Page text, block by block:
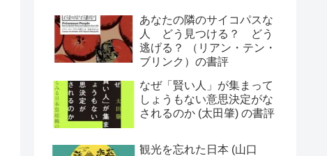
あなたの隣のサイコパスな
人 どう見つける？ どう
逃げる？ （リアン・テン・
ブリンク）の書評
なぜ「賢い人」が集まって
しょうもない意思決定がな
されるのか (太田肇) の書評
観光を忘れた日本 (山口